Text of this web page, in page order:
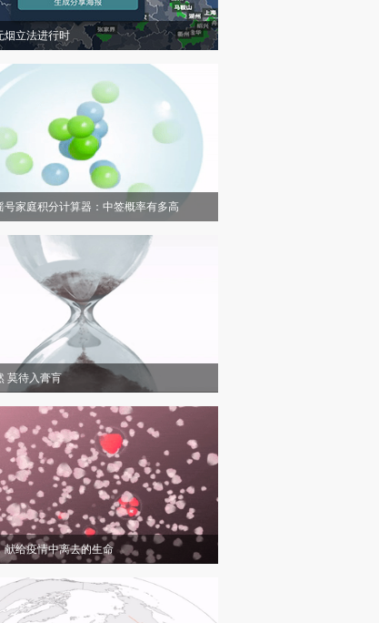
烟立法进行时
号家庭积分计算器：中签概率有多高
莫待入膏肓
献给疫情中离去的生命